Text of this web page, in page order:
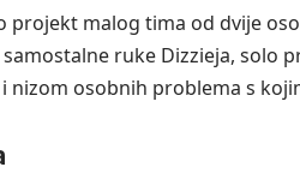
projekt malog tima od dvije
ruke Dizzieja, solo
osobnih problema s